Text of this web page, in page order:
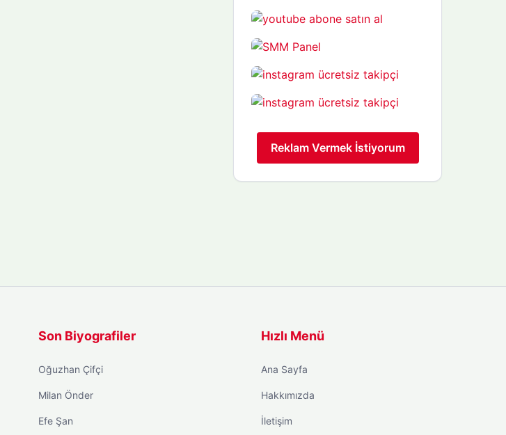
Reklam Vermek İstiyorum
Son Biyografiler
Oğuzhan Çifçi
Milan Önder
Efe Şan
Hızlı Menü
Ana Sayfa
Hakkımızda
İletişim